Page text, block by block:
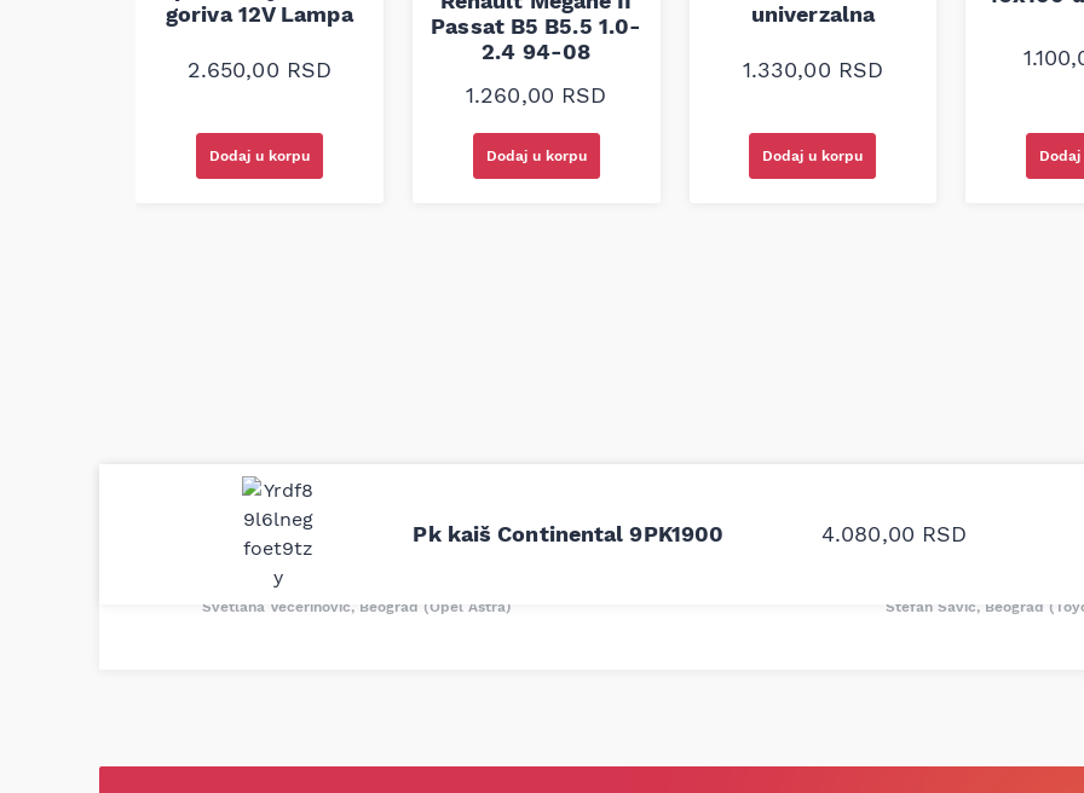
goriva 12V Lampa
2.650,00 RSD
Dodaj u korpu
Passat B5 B5.5 1.0-
2.4 94-08
1.260,00 RSD
Dodaj u korpu
univerzalna
1.330,00 RSD
Dodaj u korpu
Pk kaiš Continental 9PK1900 4.080,00 RSD
definitivno najbolje cene su ovde. Kupila sam više puta auto
delove iz MD Auto. Uvek dobra preporuka za proizvođača i
odgovarajuću opremu. Sve pohvale!
Svetlana Večerinović, Beograd (Opel Astra)
Odlična usluga i
tačan naziv i tip
ali me je Miloš
Stefan Savić, Beograd